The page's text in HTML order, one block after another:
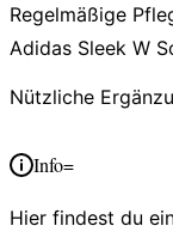
Regelmäßige
Adidas Sleek W
Nützliche
Info=
Hier findest du